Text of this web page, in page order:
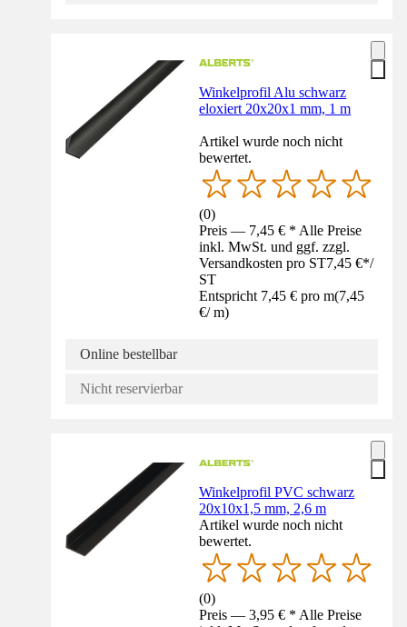
Winkelprofil Alu schwarz
eloxiert 20x20x1 mm, 1 m
Artikel wurde noch nicht
bewertet.
(0)
Preis — 7,45 € * Alle Preise
inkl. MwSt. und ggf. zzgl.
Versandkosten pro ST7,45 €*/
ST
Entspricht 7,45 € pro m(7,45
€/ m)
Online bestellbar
Nicht reservierbar
Winkelprofil PVC schwarz
20x10x1,5 mm, 2,6 m
Artikel wurde noch nicht
bewertet.
(0)
Preis — 3,95 € * Alle Preise